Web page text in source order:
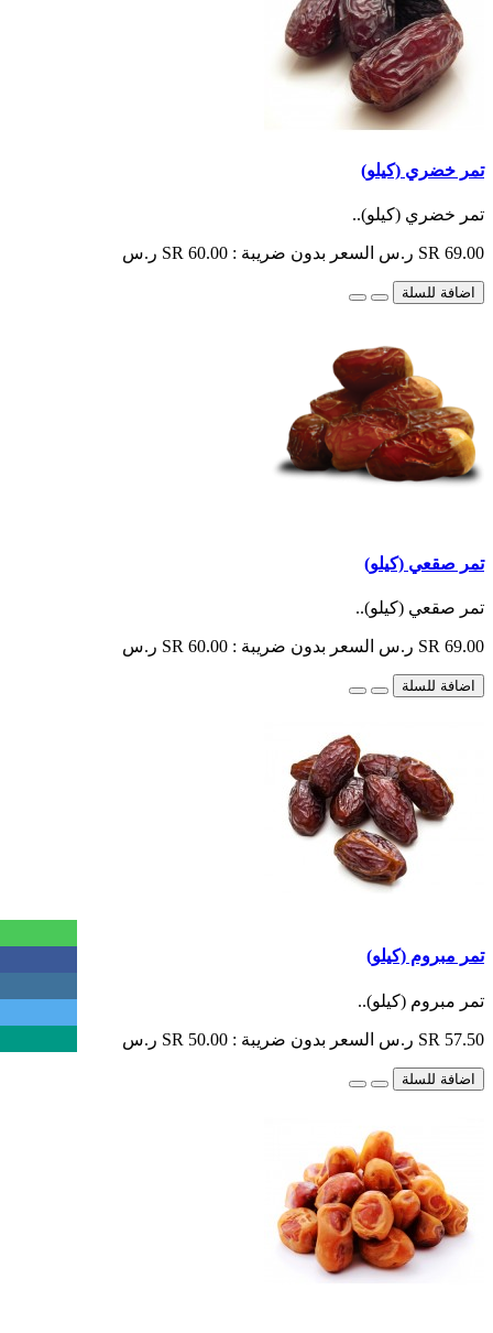
تمر خضري (كيلو)
تمر خضري (كيلو)..
SR 69.00 ر.س السعر بدون ضريبة : SR 60.00 ر.س
اضافة للسلة
تمر صقعي (كيلو)
تمر صقعي (كيلو)..
SR 69.00 ر.س السعر بدون ضريبة : SR 60.00 ر.س
اضافة للسلة
تمر مبروم (كيلو)
تمر مبروم (كيلو)..
SR 57.50 ر.س السعر بدون ضريبة : SR 50.00 ر.س
اضافة للسلة